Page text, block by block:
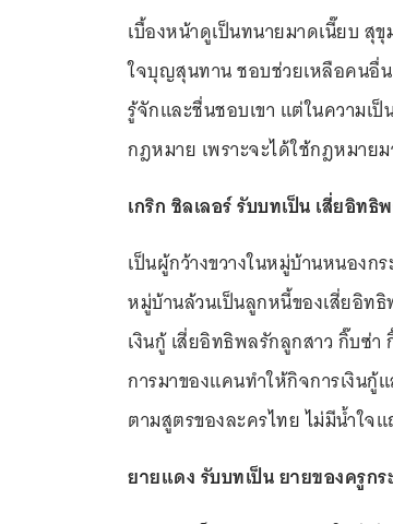
เบื้องหน้าดูเป็นทนายมาดเนี๊ยบ สุ
ใจบุญสุนทาน ชอบช่วยเหลือคนอื่
รู้จักและชื่นชอบเขา แต่ในความเป็
กฎหมาย เพราะจะได้ใช้กฎหมาย
เกริก ชิลเลอร์ รับบทเป็น เสี่ยอิทธิ
เป็นผู้กว้างขวางในหมู่บ้านหนอง
หมู่บ้านล้วนเป็นลูกหนี้ของเสี่ยอิท
เงินกู้ เสี่ยอิทธิพลรักลูกสาว กิ๊บซ่
การมาของแคนทำให้กิจการเงินกู้
ตามสูตรของละครไทย ไม่มีน้ำใจ
ยายแดง รับบทเป็น ยายของครูก